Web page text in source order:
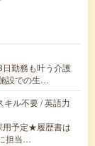
日勤務も叶う介護
設での生…
キル不要 / 英語力
用予定★履歴書は
担当…